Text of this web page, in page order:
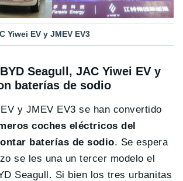
Yiwei EV y JMEV EV3
BYD Seagull, JAC Yiwei EV y
baterías de sodio
y JMEV EV3 se han convertido
coches eléctricos del
baterías de sodio. Se espera
se les una un tercer modelo el
Seagull. Si bien los tres urbanitas